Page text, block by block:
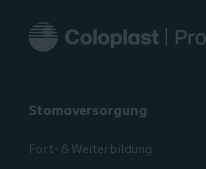
Stomaversorgung
Fort- & Weiterbildung